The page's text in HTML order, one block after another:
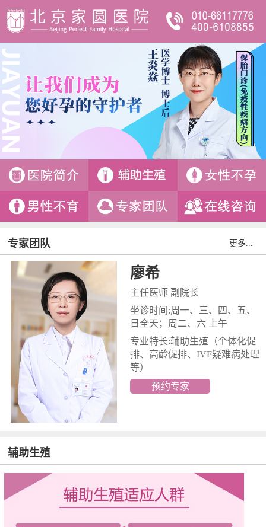
专家团队 更多...
廖希
主任医师 副院长
坐诊时间:周一、三、四、五、
日全天；周二、六 上午
专业特长:辅助生殖 （个体化促
排、高龄促排、IVF疑难病处理
等）
预约专家
辅助生殖